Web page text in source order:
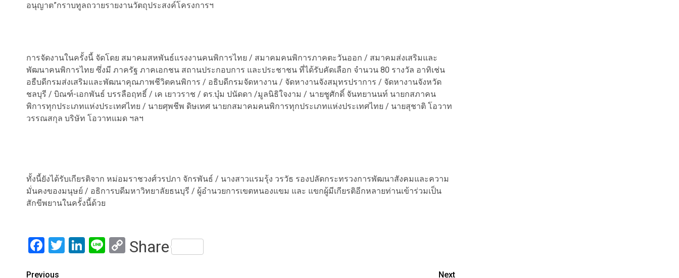
อนุญาต”กราบทูลถวายรายงานวัตถุประสงค์โครงการฯ
การจัดงานในครั้งนี้ จัดโดย สมาคมสหพันธ์แรงงานคนพิการไทย / สมาคมคนพิการภาคตะวันออก / สมาคมส่งเสริมและ
พัฒนาคนพิการไทย ซึ่งมี ภาครัฐ ภาคเอกชน สถานประกอบการ และประชาชน ที่ได้รับคัดเลือก จำนวน 80 รางวัล อาทิเช่น
อธืบดีกรมส่งเสริมและพัฒนาคุณภาพชีวิตคนพิการ / อธิบดีกรมจัดหางาน / จัดหางานจังสมุทรปราการ / จัดหางานจังหวัด
ชลบุรี / บิณฑ์-เอกพันธ์ บรรลือฤทธิ์ / เค เยาวราช / ดร.บุ๋ม ปนัดดา /มูลนิธิใจงาม / นายชูศักดิ์ จันทยานนท์ นายกสภาคน
พิการทุกประเภทแห่งประเทศไทย / นายศุพชีพ ดิษเทศ นายกสมาคมคนพิการทุกประเภทแห่งประเทศไทย / นายสุชาติ โอวาท
วรรณสกุล บริษัท โอวาทแมด ฯลฯ
ทั้งนี้ยังได้รับเกียรติจาก หม่อมราชวงศ์วรปภา จักรพันธ์ / นางสาวแรมรุ้ง วรวัธ รองปลัดกระทรวงการพัฒนาสังคมและความ
มั่นคงของมนุษย์ / อธิการบดีมหาวิทยาลัยธนบุรี / ผู้อำนวยการเขตหนองแขม และ แขกผู้มีเกียรติอีกหลายท่านเข้าร่วมเป็น
สักขีพยานในครั้งนี้ด้วย
Facebook
Twitter
LinkedIn
LineCopy
Share
Previous Next